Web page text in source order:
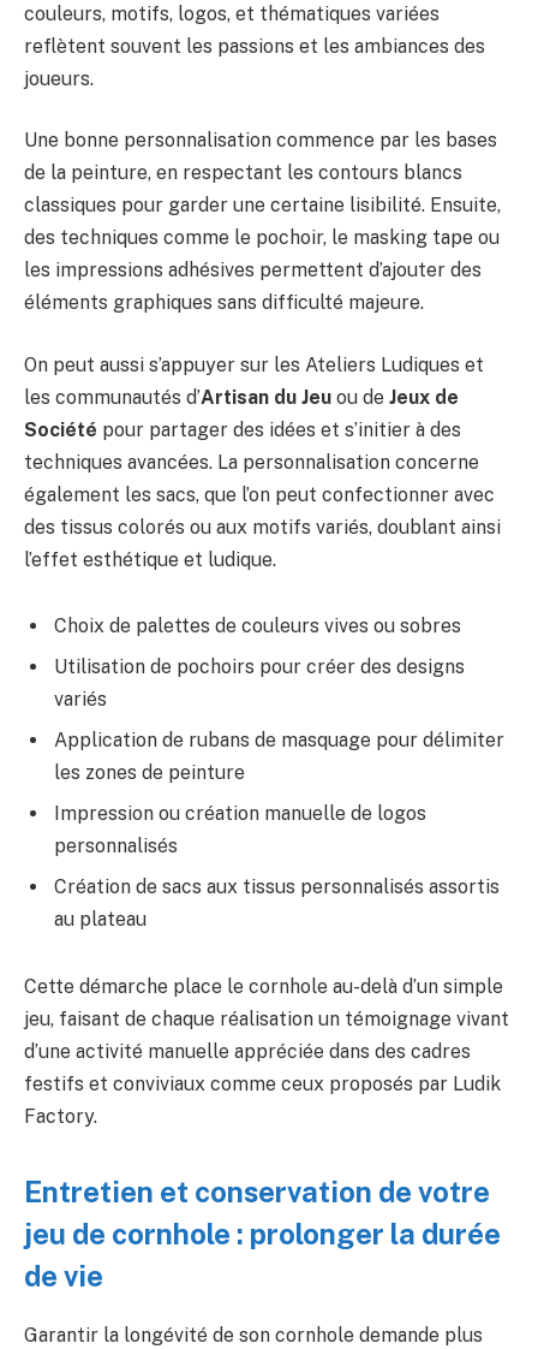
couleurs, motifs, logos, et thématiques variées
reflètent souvent les passions et les ambiances des
joueurs.
Une bonne personnalisation commence par les bases
de la peinture, en respectant les contours blancs
classiques pour garder une certaine lisibilité. Ensuite,
des techniques comme le pochoir, le masking tape ou
les impressions adhésives permettent d’ajouter des
éléments graphiques sans difficulté majeure.
On peut aussi s’appuyer sur les Ateliers Ludiques et
les communautés d’Artisan du Jeu ou de Jeux de
Société pour partager des idées et s’initier à des
techniques avancées. La personnalisation concerne
également les sacs, que l’on peut confectionner avec
des tissus colorés ou aux motifs variés, doublant ainsi
l’effet esthétique et ludique.
Choix de palettes de couleurs vives ou sobres
Utilisation de pochoirs pour créer des designs
variés
Application de rubans de masquage pour délimiter
les zones de peinture
Impression ou création manuelle de logos
personnalisés
Création de sacs aux tissus personnalisés assortis
au plateau
Cette démarche place le cornhole au-delà d’un simple
jeu, faisant de chaque réalisation un témoignage vivant
d’une activité manuelle appréciée dans des cadres
festifs et conviviaux comme ceux proposés par Ludik
Factory.
Entretien et conservation de votre
jeu de cornhole : prolonger la durée
de vie
Garantir la longévité de son cornhole demande plus